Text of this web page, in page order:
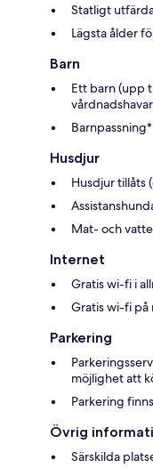
Statligt
Lägsta ålder
Barn
Ett barn (upp
Barnpassning*
Husdjur
Husdjur tillåts
Mat- och
Internet
Gratis wi-fi i
Gratis wi-fi på
Parkering
möjlighet att
Parkering
Övrig
Särskilda